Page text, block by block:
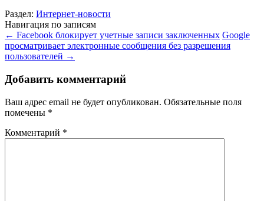
Раздел: Интернет-новости
Навигация по записям
← Facebook блокирует учетные записи заключенных Google
просматривает электронные сообщения без разрешения
пользователей →
Добавить комментарий
Ваш адрес email не будет опубликован. Обязательные поля
помечены *
Комментарий *